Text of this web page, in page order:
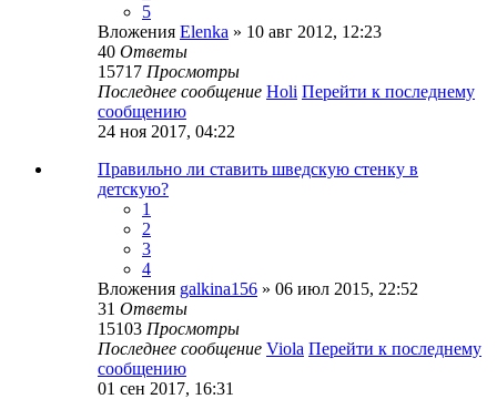
5
Вложения Еlenka » 10 авг 2012, 12:23
40 Ответы
15717 Просмотры
Последнее сообщение Holi Перейти к последнему
сообщению
24 ноя 2017, 04:22
Правильно ли ставить шведскую стенку в
детскую?
1
2
3
4
Вложения galkina156 » 06 июл 2015, 22:52
31 Ответы
15103 Просмотры
Последнее сообщение Viola Перейти к последнему
сообщению
01 сен 2017, 16:31